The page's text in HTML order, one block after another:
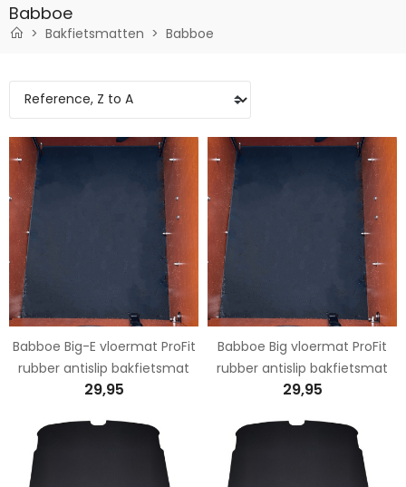
Babboe
Bakfietsmatten Babboe
Babboe Big-E vloermat ProFit
rubber antislip bakfietsmat
29,95
Babboe Big vloermat ProFit
rubber antislip bakfietsmat
29,95